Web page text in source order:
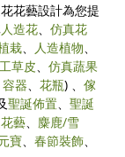
花藝設計為您提
人造花、仿真花
栽、 人造植物、
草皮、仿真蔬果
容器、花瓶) 、傢
聖誕佈置、聖誕
藝、 麋鹿/雪
寶、春節裝飾、